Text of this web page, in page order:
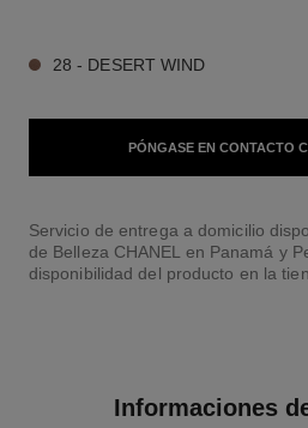
28 - DESERT WIND
PÓNGASE EN CONTACTO
Servicio de entrega a domicilio
de Belleza CHANEL en Panamá y
disponibilidad del producto en la
Informaciones